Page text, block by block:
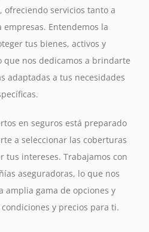
ofreciendo servicios tanto a
Entendemos la
tus bienes, activos y
que nos dedicamos a brindarte
adaptadas a tus necesidades
en seguros está preparado
a seleccionar las coberturas
tus intereses. Trabajamos con
aseguradoras, lo que nos
amplia gama de opciones y
y precios para ti.